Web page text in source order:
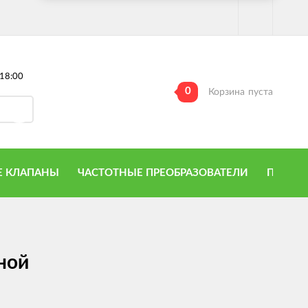
0 Корзина пуста
КЛАПАНЫ ЧАСТОТНЫЕ ПРЕОБРАЗОВАТЕЛИ